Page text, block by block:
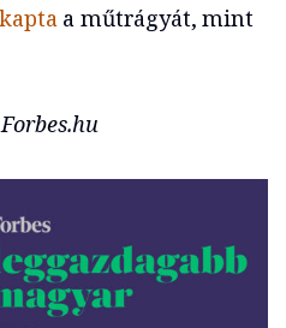
a műtrágyát, mint